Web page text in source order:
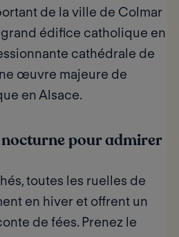
de la ville de Colmar
édifice catholique en
cathédrale de
œuvre majeure de
en Alsace.
nocturne pour admirer
toutes les ruelles de
en hiver et offrent un
de fées. Prenez le